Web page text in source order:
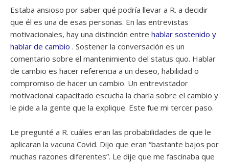
Estaba ansioso por saber qué podría llevar a R. a decidir
que él es una de esas personas. En las entrevistas
motivacionales, hay una distinción entre hablar sostenido y
hablar de cambio . Sostener la conversación es un
comentario sobre el mantenimiento del status quo. Hablar
de cambio es hacer referencia a un deseo, habilidad o
compromiso de hacer un cambio. Un entrevistador
motivacional capacitado escucha la charla sobre el cambio y
le pide a la gente que la explique. Este fue mi tercer paso.
Le pregunté a R. cuáles eran las probabilidades de que le
aplicaran la vacuna Covid. Dijo que eran “bastante bajos por
muchas razones diferentes”. Le dije que me fascinaba que